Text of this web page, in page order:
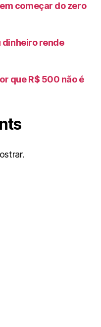
começar do zero
dinheiro rende
que R$ 500 não é